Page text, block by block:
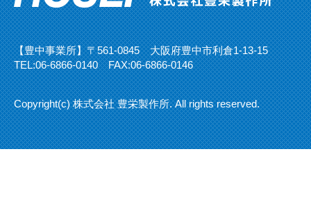
【豊中事業所】〒561-0845 大阪府豊中市利倉1-13-15
TEL:06-6866-0140FAX:06-6866-0146
Copyright(c) 株式会社 豊栄製作所. All rights reserved.